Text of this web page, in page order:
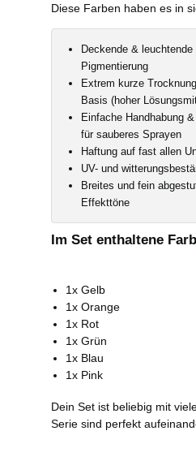
Diese Farben haben es in
Deckende &
Pigmentierung
Extrem kurze
Basis (hoher
Einfache Handhabung
für sauberes Sprayen
Haftung auf fast allen
UV- und
Breites und fein
Effekttöne
Im Set enthaltene
1x Gelb
1x Orange
1x Rot
1x Grün
1x Blau
1x Pink
Dein Set ist beliebig mit
Serie sind perfekt